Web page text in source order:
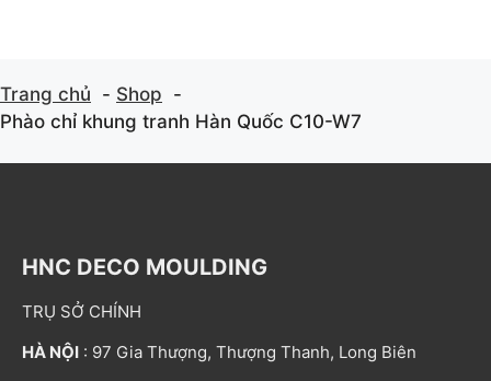
Trang chủ
Shop
Phào chỉ khung tranh Hàn Quốc C10-W7
HNC DECO MOULDING
TRỤ SỞ CHÍNH
HÀ NỘI : 97 Gia Thượng, Thượng Thanh, Long Biên